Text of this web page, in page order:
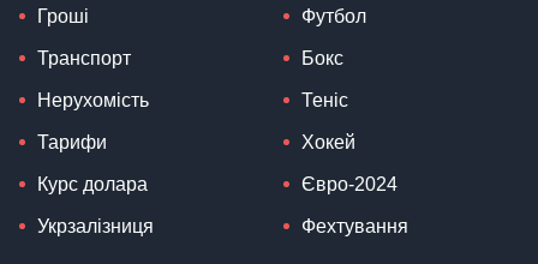
Гроші
Транспорт
Нерухомість
Тарифи
Курс долара
Укрзалізниця
Футбол
Бокс
Теніс
Хокей
Євро-2024
Фехтування